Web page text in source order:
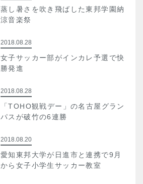
蒸し暑さを吹き飛ばした東邦学園納
涼音楽祭
2018.08.28
女子サッカー部がインカレ予選で快
勝発進
2018.08.28
「TOHO観戦デー」の名古屋グラン
パスが破竹の6連勝
2018.08.20
愛知東邦大学が日進市と連携で9月
から女子小学生サッカー教室